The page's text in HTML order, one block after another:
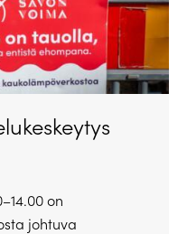
on
johtuva